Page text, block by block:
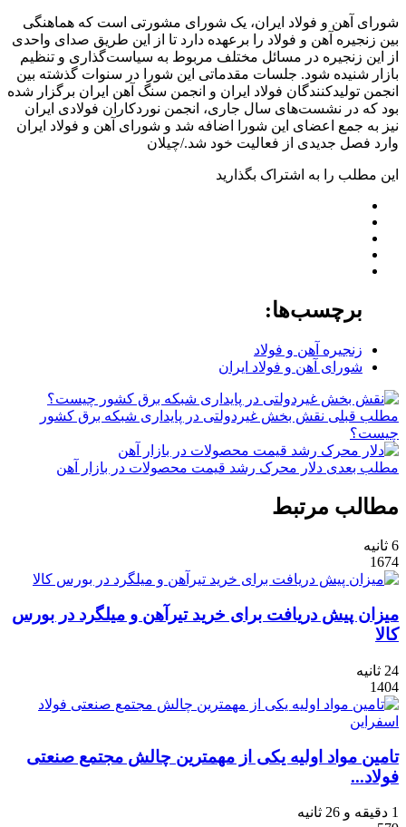
شورای آهن و فولاد ایران، یک شورای مشورتی است که هماهنگی
بین زنجیره آهن و فولاد را برعهده دارد تا از این طریق صدای واحدی
از این زنجیره در مسائل مختلف مربوط به سیاست‌گذاری و تنظیم
بازار شنیده شود. جلسات مقدماتی این شورا در سنوات گذشته بین
انجمن‌ تولیدکنندگان فولاد ایران و انجمن سنگ آهن ایران برگزار شده
بود که در نشست‌های سال جاری، انجمن نوردکاران فولادی ایران
نیز به جمع اعضای این شورا اضافه شد و شورای آهن و فولاد ایران
وارد فصل جدیدی از فعالیت خود شد./چیلان
این مطلب را به اشتراک بگذارید
برچسب‌ها:
زنجیره آهن و فولاد
شورای آهن و فولاد ایران
مطلب قبلی نقش‌ بخش غیردولتی در پایداری شبکه برق کشور
چیست؟
مطلب بعدی دلار محرک رشد قیمت محصولات در بازار آهن
مطالب مرتبط
6 ثانیه
1674
میزان پیش دریافت برای خرید تیرآهن و میلگرد در بورس
کالا
24 ثانیه
1404
تامین مواد اولیه یکی از مهمترین چالش مجتمع صنعتی
فولاد...
1 دقیقه و 26 ثانیه